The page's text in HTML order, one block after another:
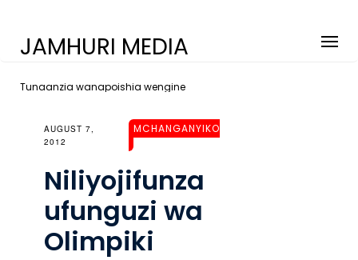
JAMHURI MEDIA
Tunaanzia wanapoishia wengine
AUGUST 7,
2012
MCHANGANYIKO
Niliyojifunza
ufunguzi wa
Olimpiki